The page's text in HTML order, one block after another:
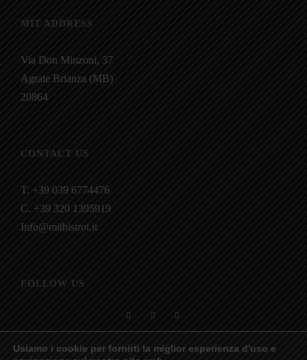
MIT ADDRESS
Via Don Minzoni, 37
Agrate Brianza (MB)
20864
CONTACT US
T. +39 039 6774476
C. +39 320 1395919
Info@mitbistrot.it
FOLLOW US
Usiamo i cookie per fornirti la miglior esperienza d'uso e